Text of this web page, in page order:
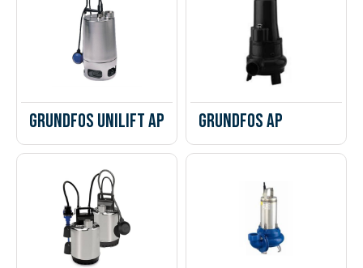
Grundfos Unilift AP Grundfos AP